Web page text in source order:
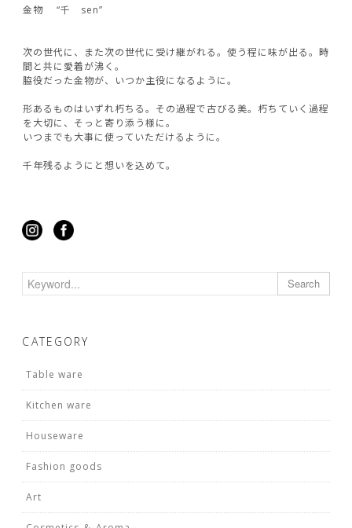
金物 “千 sen”
次の世代に、また次の世代に受け継がれる。使う程に味が出る。時
間と共に愛着が沸く。
脇役だった金物が、いつか主役になるように。
形あるものはいずれ朽ちる。その過程で古びる美。朽ちていく過程
を大切に、そっと寄り添う様に。
いつまでも大事に使っていただけるように。
千年残るようにと想いを込めて。
Search
CATEGORY
Table ware
Kitchen ware
Houseware
Fashion goods
Art